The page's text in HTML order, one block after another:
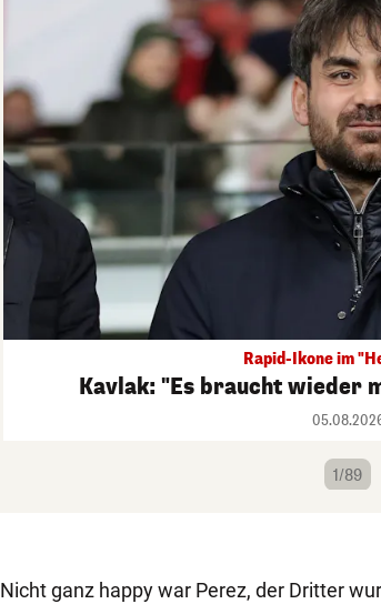
Rapid-Ikone im
Kavlak: "Es braucht wieder
1/89
Nicht ganz happy war Perez, der Dritter